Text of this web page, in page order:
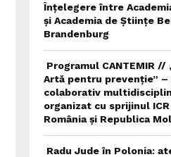
Înțelegere între
și Academia de Științe
Brandenburg
Programul CANTEMIR //
Artă pentru prevenție”
colaborativ
organizat cu sprijinul ICR
România și Republica
Radu Jude în Polonia: